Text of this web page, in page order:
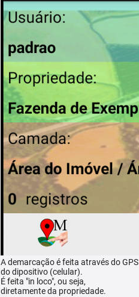
A demarcação é feita através do GPS
do dipositivo (celular).
É feita "in loco", ou seja,
diretamente da propriedade.